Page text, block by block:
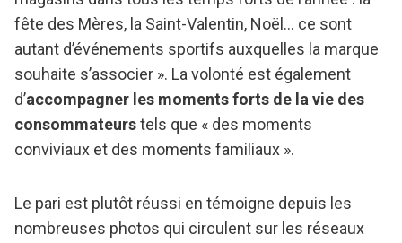
fête des Mères, la Saint-Valentin, Noël… ce sont
autant d’événements sportifs auxquelles la marque
souhaite s’associer ». La volonté est également
d’accompagner les moments forts de la vie des
consommateurstels que « des moments
conviviaux et des moments familiaux ».
Le pari est plutôt réussi en témoigne depuis les
nombreuses photos qui circulent sur les réseaux